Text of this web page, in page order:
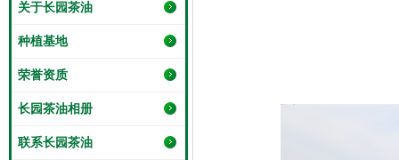
关于长园茶油
种植基地
荣誉资质
长园茶油相册
联系长园茶油